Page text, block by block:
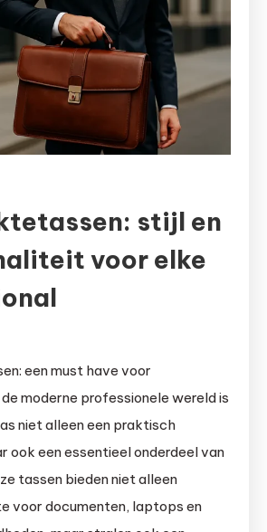
stijl en
voor elke
een must have voor
moderne professionele wereld is
niet alleen een praktisch
ook een essentieel onderdeel van
tassen bieden niet alleen
voor documenten, laptops en